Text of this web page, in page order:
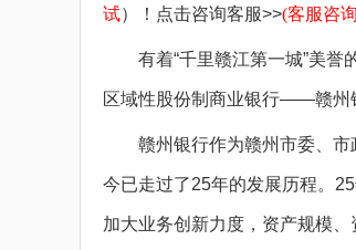
试）！点击咨询客服>>(客服咨
有着“千里赣江第一城”美誉
区域性股份制商业银行——赣州
赣州银行作为赣州市委、市
今已走过了25年的发展历程。
加大业务创新力度，资产规模、